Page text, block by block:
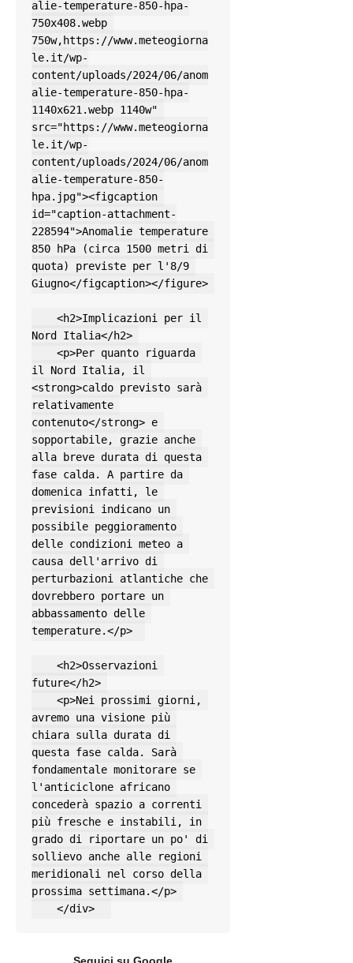
alie-temperature-850-hpa-
750x408.webp
750w,https://www.meteogiorna
le.it/wp-
content/uploads/2024/06/anom
alie-temperature-850-hpa-
1140x621.webp 1140w"
src="https://www.meteogiorna
le.it/wp-
content/uploads/2024/06/anom
alie-temperature-850-
hpa.jpg"><figcaption
id="caption-attachment-
228594">Anomalie temperature
850 hPa (circa 1500 metri di
quota) previste per l'8/9
Giugno</figcaption></figure>
Nord Italia</h2>
il Nord Italia, il
<strong>caldo previsto sarà
relativamente
contenuto</strong> e
sopportabile, grazie anche
alla breve durata di questa
fase calda. A partire da
domenica infatti, le
previsioni indicano un
possibile peggioramento
delle condizioni meteo a
causa dell'arrivo di
perturbazioni atlantiche che
dovrebbero portare un
abbassamento delle
temperature.</p>
future</h2>
avremo una visione più
chiara sulla durata di
questa fase calda. Sarà
fondamentale monitorare se
l'anticiclone africano
concederà spazio a correnti
più fresche e instabili, in
grado di riportare un po' di
sollievo anche alle regioni
meridionali nel corso della
prossima settimana.</p>
    </div>